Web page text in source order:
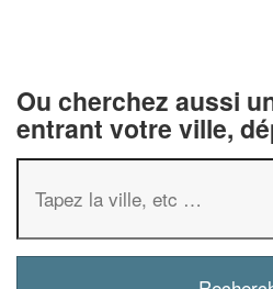
Ou cherchez aussi
entrant votre ville,